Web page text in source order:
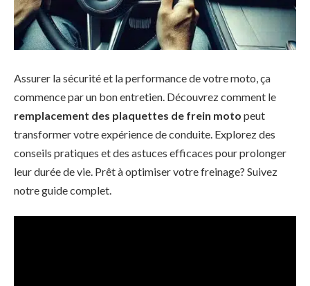
Assurer la sécurité et la performance de votre moto, ça
commence par un bon entretien. Découvrez comment le
remplacement des plaquettes de frein moto peut
transformer votre expérience de conduite. Explorez des
conseils pratiques et des astuces efficaces pour prolonger
leur durée de vie. Prêt à optimiser votre freinage? Suivez
notre guide complet.